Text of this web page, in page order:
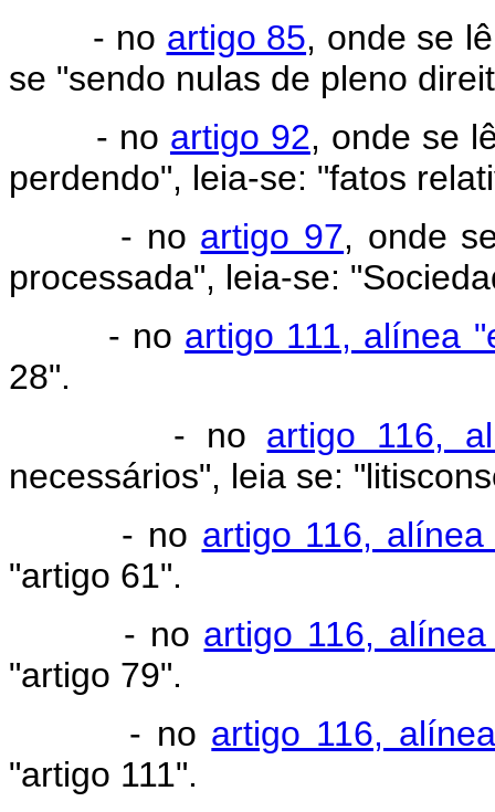
- no artigo 85, onde se
se "sendo nulas de pleno
- no artigo 92, onde se
perdendo", leia-se: "fatos
- no artigo 97, onde
processada", leia-se:
- no artigo 111, alínea
28".
- no artigo 116,
necessários", leia se:
- no artigo 116,
"artigo 61".
- no artigo 116,
"artigo 79".
- no artigo 116,
"artigo 111".